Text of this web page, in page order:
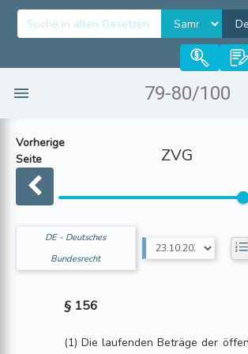
79-80/100
Vorherige
Seite
ZVG
DE - Deutsches
Bundesrecht
§ 156
(1) Die laufenden Beträge der